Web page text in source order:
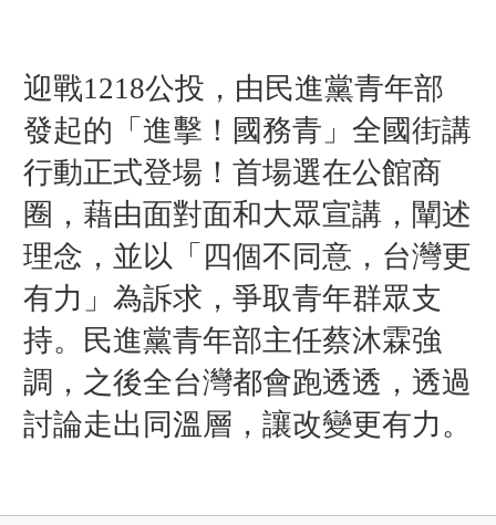
迎戰1218公投，由民進黨青年部
發起的「進擊！國務青」全國街講
行動正式登場！首場選在公館商
圈，藉由面對面和大眾宣講，闡述
理念，並以「 四個不同意，台灣更
有力」為訴求，爭取青年群眾支
持。民進黨青年部主任蔡沐霖強
調，之後全台灣都會跑透透，透過
討論走出同溫層，讓改變更有力。